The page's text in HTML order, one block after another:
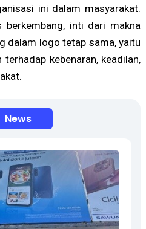
ini dalam masyarakat.
berkembang, inti dari makna
dalam logo tetap sama, yaitu
kebenaran, keadilan,
News